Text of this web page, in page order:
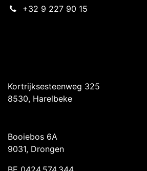
+32 9 227 90 15
Kortrijksesteenweg 325
8530, Harelbeke
Booiebos 6A
9031, Drongen